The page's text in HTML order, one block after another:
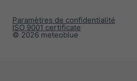
© 2026 meteoblue
ISO 9001 certificate
Paramètres de confidentialité